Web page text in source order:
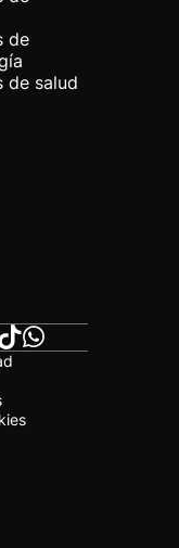
de
de salud